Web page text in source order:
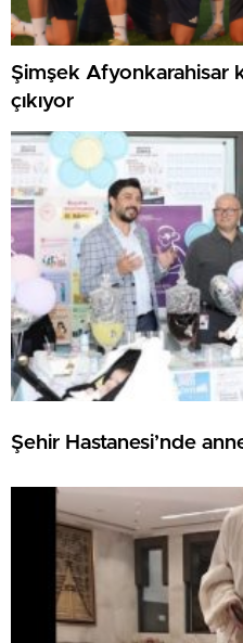
Şimşek Afyonkarahisar
çıkıyor
Şehir Hastanesi’nde